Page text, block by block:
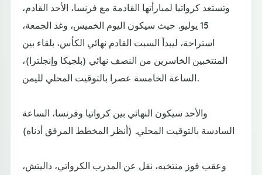
وتستعد كرواتيا لمبارأتها القادمة مع فرنسا، الأحد القادم،
15 يوليو. حيث سيكون اليوم الخميس، وغد الجمعة،
استراحة، ليبدأ السبت القادم نهائي الكأس، بلقاء بين
المنتخبين الخاسرين من النصف نهائي (بلجيكا وإنجلترا)،
الساعة الخامسة عصرا بالتوقيت المحلي لليمن.
والأحد سيكون النهائي بين كرواتيا وفرنسا، الساعة
السادسة بالتوقيت المحلي. (أنظر المخطط المرفق أدناه)
وعقب فوز منتخبه، نقل عن المدرب الكرواتي، داليتش،